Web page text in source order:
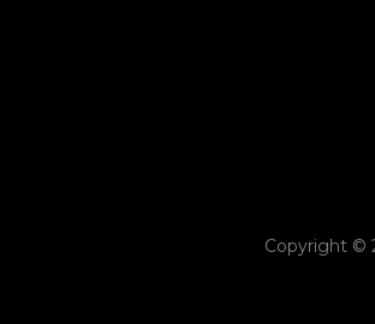
Copyright ©